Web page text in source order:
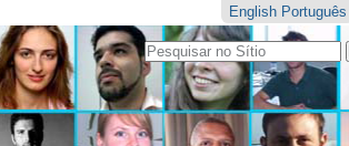
English Português
Pesquisar
Pesquisa
Avançada…